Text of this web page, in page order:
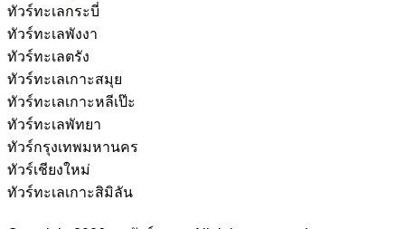
ทัวร์ทะเลกระบี่
ทัวร์ทะเลพังงา
ทัวร์ทะเลตรัง
ทัวร์ทะเลเกาะสมุย
ทัวร์ทะเลเกาะหลีเป๊ะ
ทัวร์ทะเลพัทยา
ทัวร์กรุงเทพมหานคร
ทัวร์เชียงใหม่
ทัวร์ทะเลเกาะสิมิลัน